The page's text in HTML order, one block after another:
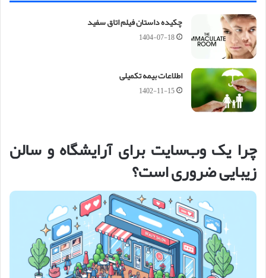
چکیده داستان فیلم اتاق سفید
1404-07-18
اطلاعات بیمه تکمیلی
1402-11-15
چرا یک وب‌سایت برای آرایشگاه و سالن
زیبایی ضروری است؟